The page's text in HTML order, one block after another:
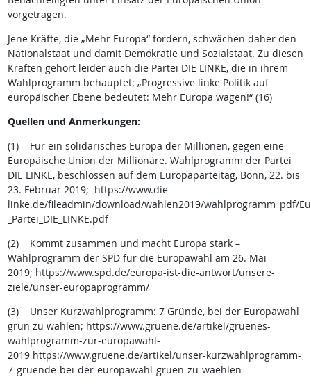
vorgetragen.
Jene Kräfte, die „Mehr Europa“ fordern, schwächen daher den
Nationalstaat und damit Demokratie und Sozialstaat. Zu diesen
Kräften gehört leider auch die Partei DIE LINKE, die in ihrem
Wahlprogramm behauptet: „Progressive linke Politik auf
europäischer Ebene bedeutet: Mehr Europa wagen!“ (16)
Quellen und Anmerkungen:
(1) Für ein solidarisches Europa der Millionen, gegen eine
Europäische Union der Millionäre. Wahlprogramm der Partei
DIE LINKE, beschlossen auf dem Europaparteitag, Bonn, 22. bis
23. Februar 2019; https://www.die-
linke.de/fileadmin/download/wahlen2019/wahlprogramm_pdf/
_Partei_DIE_LINKE.pdf
(2) Kommt zusammen und macht Europa stark –
Wahlprogramm der SPD für die Europawahl am 26. Mai
2019; https://www.spd.de/europa-ist-die-antwort/unsere-
ziele/unser-europaprogramm/
(3) Unser Kurzwahlprogramm: 7 Gründe, bei der Europawahl
grün zu wählen; https://www.gruene.de/artikel/gruenes-
wahlprogramm-zur-europawahl-
2019 https://www.gruene.de/artikel/unser-kurzwahlprogramm-
7-gruende-bei-der-europawahl-gruen-zu-waehlen